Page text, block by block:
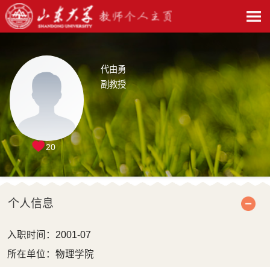
代由勇
副教授
20
个人信息
入职时间：2001-07
所在单位：物理学院